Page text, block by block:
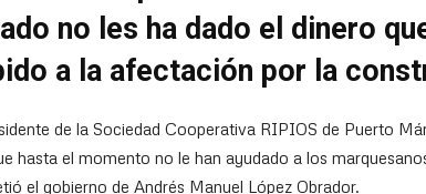
no les ha dado el dinero
a la afectación por la
de la Sociedad Cooperativa RIPIOS de Puerto
hasta el momento no le han ayudado a los
el gobierno de Andrés Manuel López Obrador.